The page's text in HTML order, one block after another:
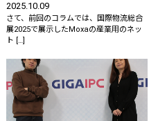
2025.10.09
さて、前回のコラムでは、国際物流総合
展2025で展示したMoxaの産業用のネッ
ト […]